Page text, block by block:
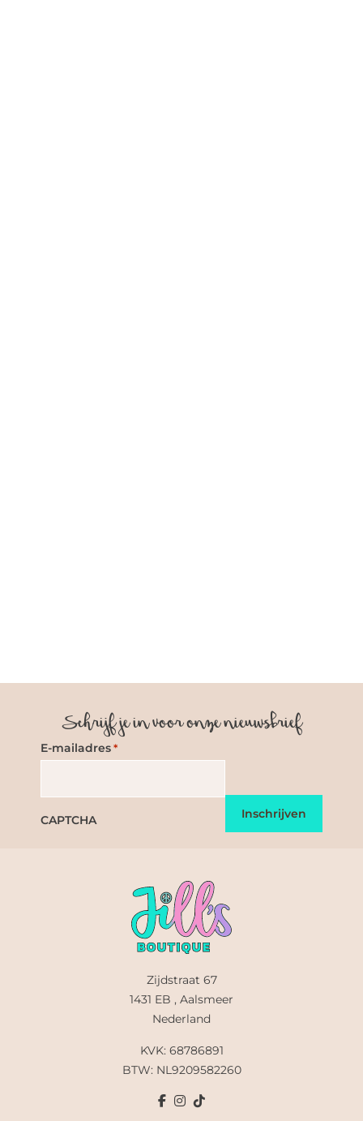
Schrijf je in voor onze nieuwsbrief
E-mailadres *
CAPTCHA
Zijdstraat 67
1431 EB , Aalsmeer
Nederland
KVK: 68786891
BTW: NL9209582260